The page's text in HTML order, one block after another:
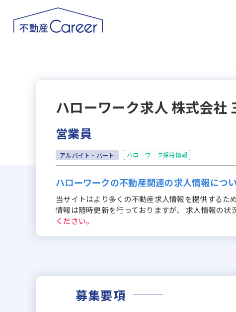
ハローワーク求人株式会社
営業員
アルバイト・パート ハローワーク採用情報
ハローワークの不動産関連の求人情報につ
当サイトはより多くの不動産求人情報を提供する
情報は随時更新を行っておりますが、 求人情報の状
ください。
募集要項